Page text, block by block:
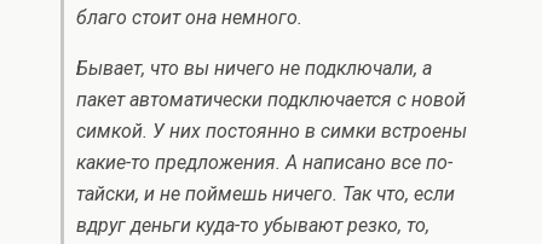
благо стоит она немного.
Бывает, что вы ничего не подключали, а
пакет автоматически подключается с новой
симкой. У них постоянно в симки встроены
какие-то предложения. А написано все по-
тайски, и не поймешь ничего. Так что, если
вдруг деньги куда-то убывают резко, то,